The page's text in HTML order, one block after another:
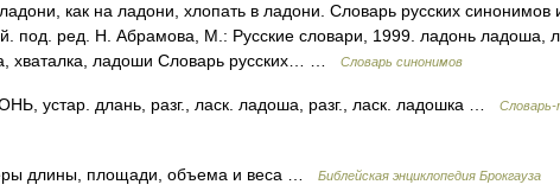
как на ладони, хлопать в ладони. Словарь русских синонимов
под. ред. Н. Абрамова, М.: Русские словари, 1999. ладонь ладоша,
хваталка, ладоши Словарь русских… …
Словарь синонимов
устар. длань, разг., ласк. ладоша, разг., ласк. ладошка …
Словарь-
длины, площади, объема и веса … Библейская энциклопедия Брокгауза